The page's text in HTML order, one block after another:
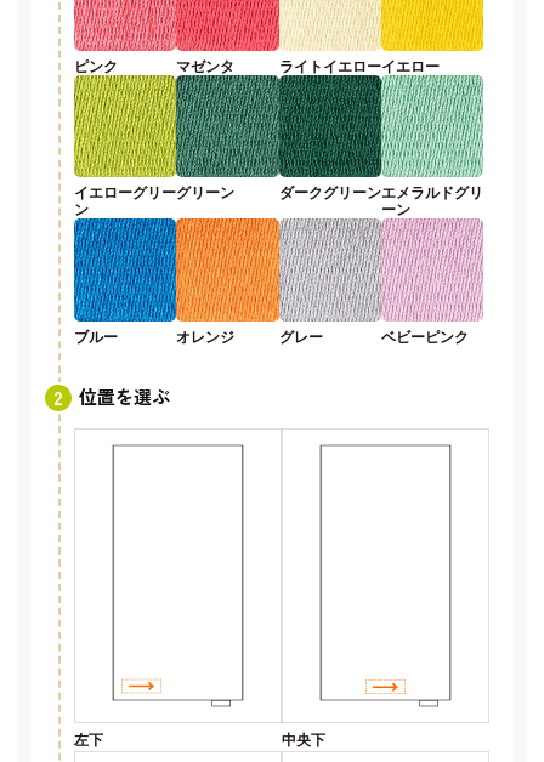
ピンク マゼンタ ライトイエローイエロー
イエローグリー
ン
グリーン ダークグリーンエメラルドグリ
ーン
ブルー オレンジ グレー ベビーピンク
位置を選ぶ
左下 中央下